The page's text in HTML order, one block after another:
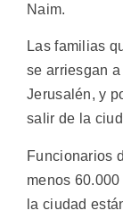
Naim.
Las familias
se arriesgan
Jerusalén, y
salir de la
Funcionarios
menos
la ciudad